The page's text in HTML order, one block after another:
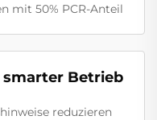
mit 50% PCR-Anteil
Betrieb
reduzieren